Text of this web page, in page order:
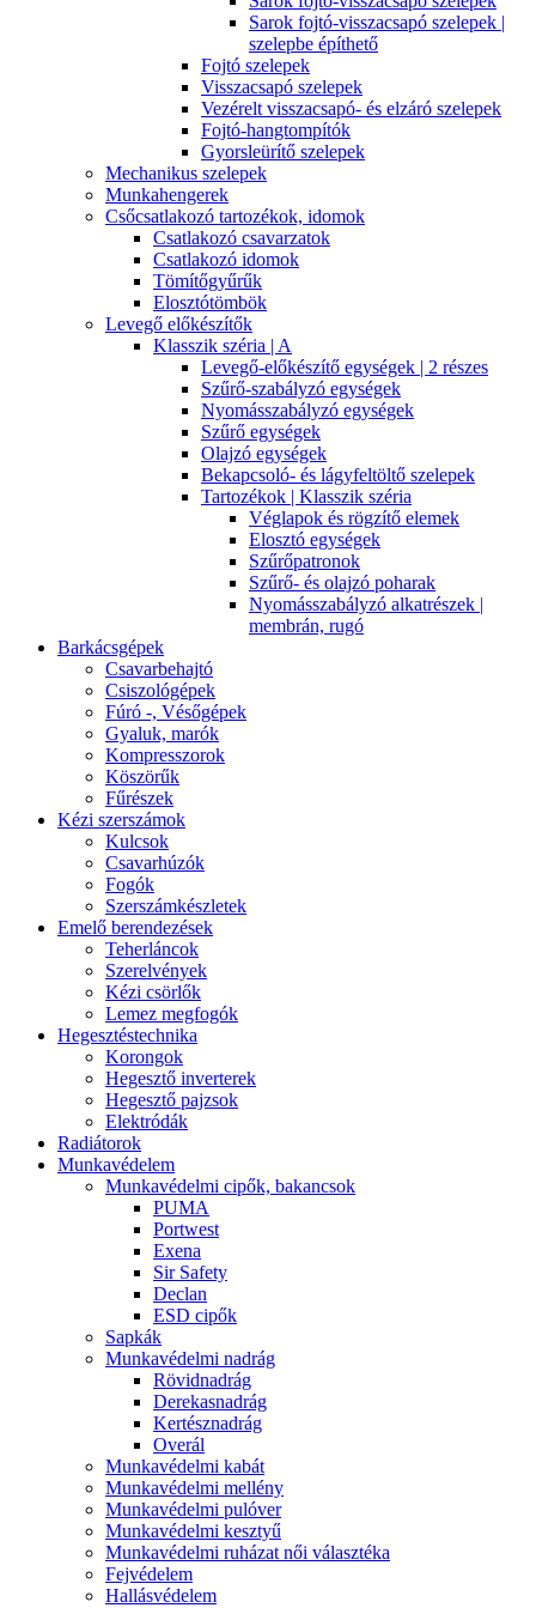
Sarok fojtó-visszacsapó szelepek |
szelepbe építhető
Fojtó szelepek
Visszacsapó szelepek
Vezérelt visszacsapó- és elzáró szelepek
Fojtó-hangtompítók
Gyorsleürítő szelepek
Mechanikus szelepek
Munkahengerek
Csőcsatlakozó tartozékok, idomok
Csatlakozó csavarzatok
Csatlakozó idomok
Tömítőgyűrűk
Elosztótömbök
Levegő előkészítők
Klasszik széria | A
Levegő-előkészítő egységek | 2 részes
Szűrő-szabályzó egységek
Nyomásszabályzó egységek
Szűrő egységek
Olajzó egységek
Bekapcsoló- és lágyfeltöltő szelepek
Tartozékok | Klasszik széria
Véglapok és rögzítő elemek
Elosztó egységek
Szűrőpatronok
Szűrő- és olajzó poharak
Nyomásszabályzó alkatrészek |
membrán, rugó
Barkácsgépek
Csavarbehajtó
Csiszológépek
Fúró -, Vésőgépek
Gyaluk, marók
Kompresszorok
Köszörűk
Fűrészek
Kézi szerszámok
Kulcsok
Csavarhúzók
Fogók
Szerszámkészletek
Emelő berendezések
Teherláncok
Szerelvények
Kézi csörlők
Lemez megfogók
Hegesztéstechnika
Korongok
Hegesztő inverterek
Hegesztő pajzsok
Elektródák
Radiátorok
Munkavédelem
Munkavédelmi cipők, bakancsok
PUMA
Portwest
Exena
Sir Safety
Declan
ESD cipők
Sapkák
Munkavédelmi nadrág
Rövidnadrág
Derekasnadrág
Kertésznadrág
Overál
Munkavédelmi kabát
Munkavédelmi mellény
Munkavédelmi pulóver
Munkavédelmi kesztyű
Munkavédelmi ruházat női választéka
Fejvédelem
Hallásvédelem